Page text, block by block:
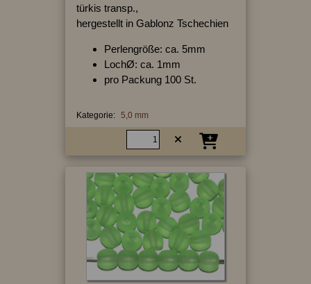
türkis transp.,
hergestellt in Gablonz Tschechien
Perlengröße: ca. 5mm
LochØ: ca. 1mm
pro Packung 100 St.
Kategorie: 5,0 mm